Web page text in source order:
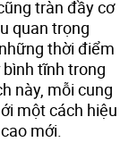
tràn đầy cơ
quan trọng
thời điểm
tĩnh trong
này, mỗi cung
một cách hiệu
mới.